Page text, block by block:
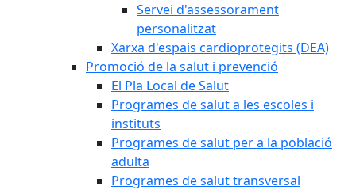
Servei d'assessorament
personalitzat
Xarxa d'espais cardioprotegits (DEA)
Promoció de la salut i prevenció
El Pla Local de Salut
Programes de salut a les escoles i
instituts
Programes de salut per a la població
adulta
Programes de salut transversal